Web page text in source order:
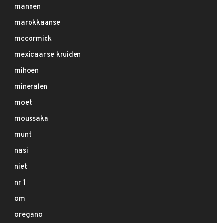
mannen
marokkaanse
mccormick
mexicaanse kruiden
mihoen
mineralen
moet
moussaka
munt
nasi
niet
nr 1
om
oregano